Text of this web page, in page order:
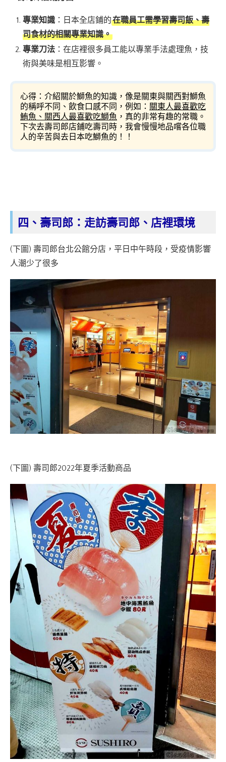
專業知識 ：日本全店鋪的在職員工需學習壽司飯、壽
司食材的相關專業知識。
專業刀法 ：在店裡很多員工能以專業手法處理魚，技
術與美味是相互影響。
心得：介紹關於鰤魚的知識，像是關東與關西對鰤魚
的稱呼不同、飲食口感不同，例如： 關東人最喜歡吃
鮪魚、關西人最喜歡吃鰤魚 ，真的非常有趣的常職。
下次去壽司郎店鋪吃壽司時，我會慢慢地品嚐各位職
人的辛苦與去日本吃鰤魚的！！
四、壽司郎：走訪壽司郎、店裡環境
(下圖) 壽司郎台北公館分店，平日中午時段，受疫情影響
人潮少了很多
(下圖) 壽司郎2022年夏季活動商品